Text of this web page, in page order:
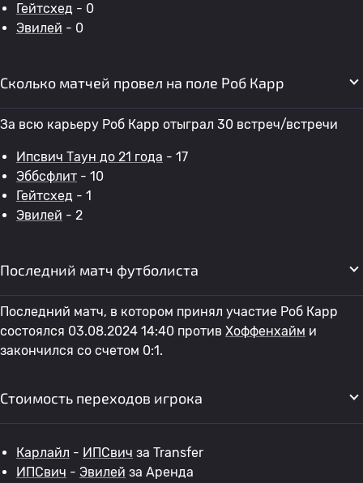
Гейтсхед - 0
Эвилей - 0
Сколько матчей провел на поле Роб Карр
За всю карьеру Роб Карр отыграл 30 встреч/встречи
Ипсвич Таун до 21 года - 17
Эббсфлит - 10
Гейтсхед - 1
Эвилей - 2
Последний матч футболиста
Последний матч, в котором принял участие Роб Карр
состоялся 03.08.2024 14:40 против Хоффенхайм и
закончился со счетом 0:1.
Стоимость переходов игрока
Карлайл - ИПСвич за Transfer
ИПСвич - Эвилей за Аренда